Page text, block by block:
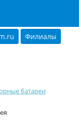
.ru Филиалы
батареи